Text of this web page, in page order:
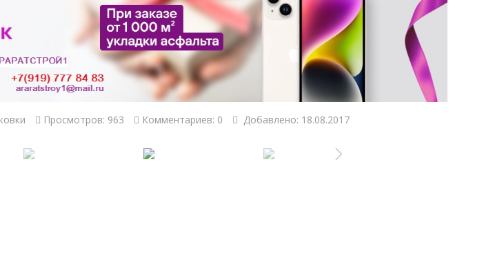
Просмотров: 963 Комментариев: 0 Добавлено: 18.08.2017